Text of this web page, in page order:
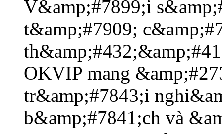
V&amp;#7899;i
t&amp;#7909;
OKVIP mang
tr&amp;#7843;i
b&amp;#7841;ch và